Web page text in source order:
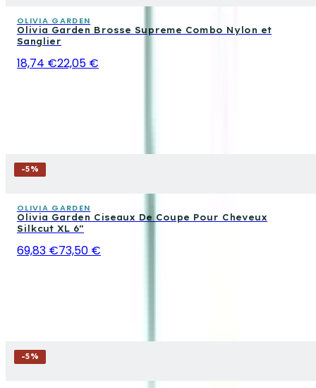
OLIVIA GARDEN
Olivia Garden Brosse Supreme Combo Nylon et
Sanglier
18,74 €22,05 €
-5%
OLIVIA GARDEN
Olivia Garden Ciseaux De Coupe Pour Cheveux
Silkcut XL 6"
69,83 €73,50 €
-5%